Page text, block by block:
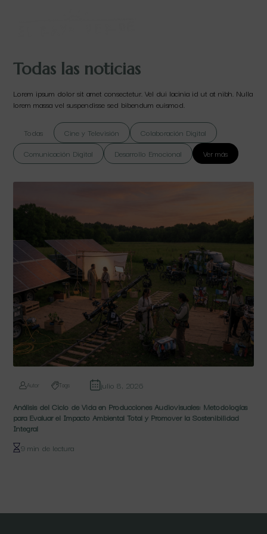
Todas las noticias
Lorem ipsum dolor sit amet consectetur. Vel dui lacinia id ut at nibh. Nulla
lorem massa vel suspendisse sed bibendum euismod.
Todas Cine y Televisión
Colaboración Digital
Comunicación Digital
Desarrollo Emocional Ver más
Autor Tags
julio 8, 2026
Análisis del Ciclo de Vida en Producciones Audiovisuales: Metodologías
para Evaluar el Impacto Ambiental Total y Promover la Sostenibilidad
Integral
9 min de lectura